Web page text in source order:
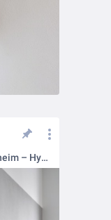
Slotfix in Klinik, Praxis & Pflegeheim – Hygiene trifft Design